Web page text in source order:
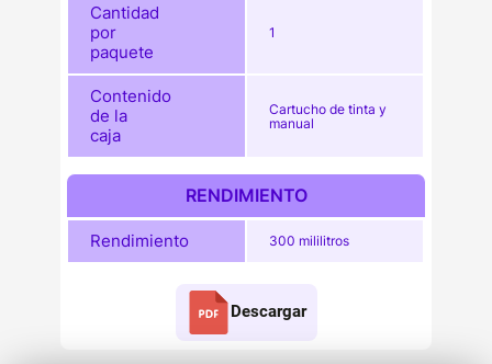
Cantidad
por
paquete
1
Contenido
de la
caja
Cartucho de tinta y
manual
RENDIMIENTO
Rendimiento 300 mililitros
Descargar